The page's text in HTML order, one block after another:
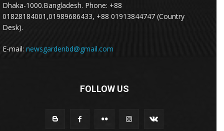
Dhaka-1000.Bangladesh. Phone: +88
01828184001,01989686433, +88 01913844747 (Country
Desk).
E-mail: newsgardenbd@gmail.com
FOLLOW US